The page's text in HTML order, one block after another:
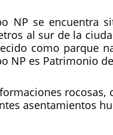
NP se encuentra
al sur de la
como parque
NP es Patrimonio
asentamientos